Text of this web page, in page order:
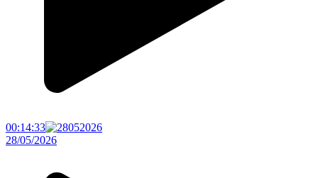
00:14:33
28/05/2026